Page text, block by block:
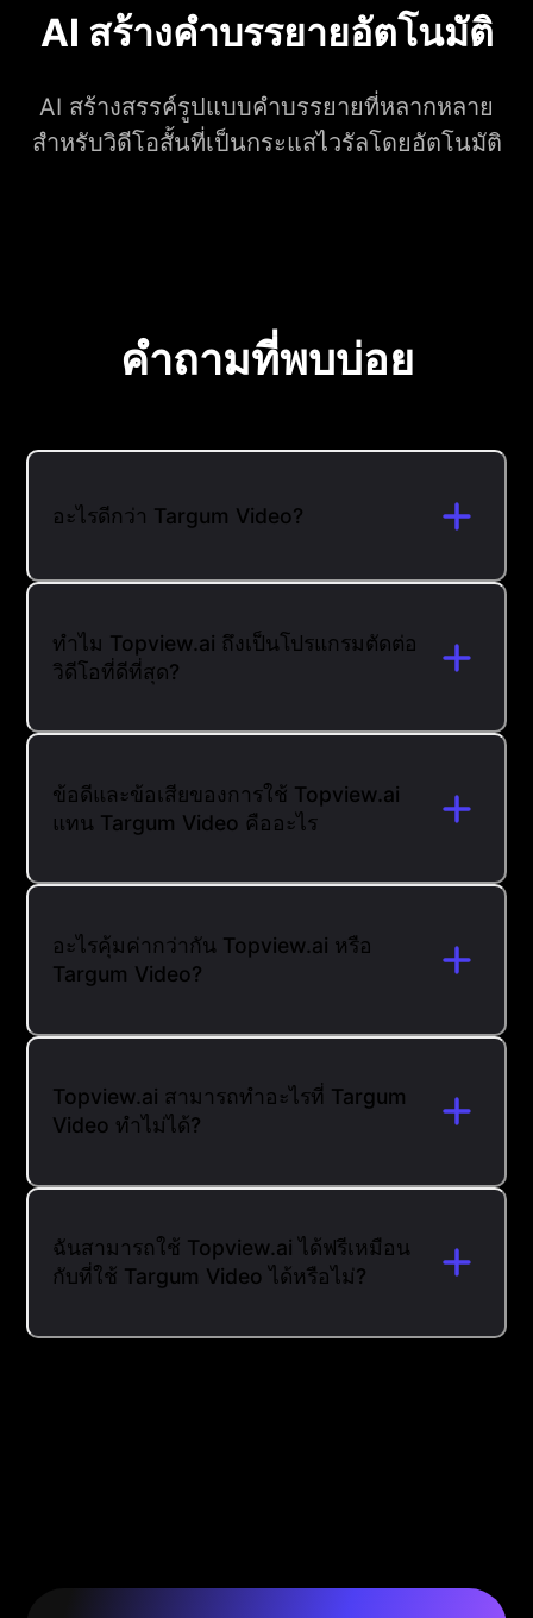
AI สร้างคำบรรยายอัตโนมัติ
AI สร้างสรรค์รูปแบบคำบรรยายที่หลากหลาย
สำหรับวิดีโอสั้นที่เป็นกระแสไวรัลโดยอัตโนมัติ
คำถามที่พบบ่อย
อะไรดีกว่า Targum Video?
ทำไม Topview.ai ถึงเป็นโปรแกรมตัดต่อ
วิดีโอที่ดีที่สุด?
ข้อดีและข้อเสียของการใช้ Topview.ai
แทน Targum Video คืออะไร
อะไรคุ้มค่ากว่ากัน Topview.ai หรือ
Targum Video?
Topview.ai สามารถทำอะไรที่ Targum
Video ทำไม่ได้?
ฉันสามารถใช้ Topview.ai ได้ฟรีเหมือน
กับที่ใช้ Targum Video ได้หรือไม่?